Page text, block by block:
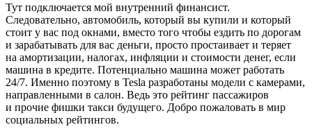
Тут подключается мой внутренний финансист.
Следовательно, автомобиль, который вы купили и который
стоит у вас под окнами, вместо того чтобы ездить по дорогам
и зарабатывать для вас деньги, просто простаивает и теряет
на амортизации, налогах, инфляции и стоимости денег, если
машина в кредите. Потенциально машина может работать
24/7. Именно поэтому в Tesla разработаны модели с камерами,
направленными в салон. Ведь это рейтинг пассажиров
и прочие фишки такси будущего. Добро пожаловать в мир
социальных рейтингов.